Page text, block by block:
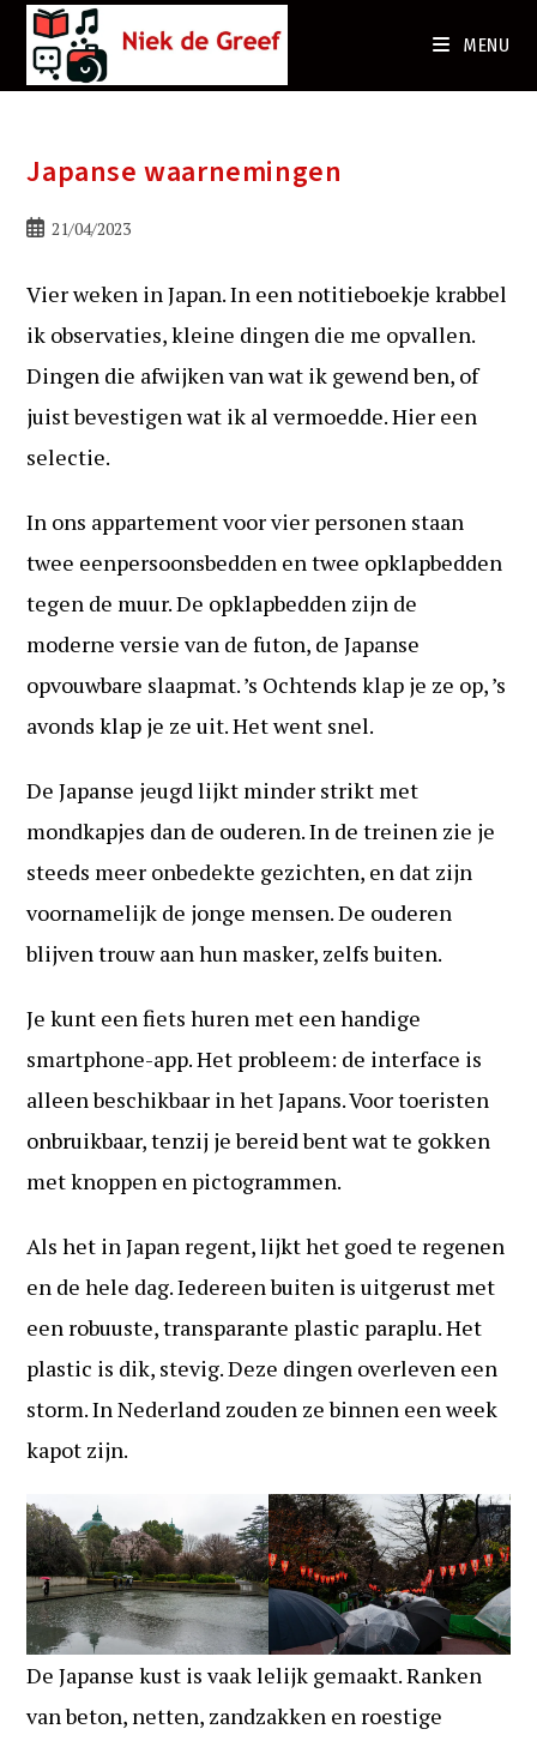
MENU
Japanse waarnemingen
Bericht21/04/2023
Vier weken in Japan. In een notitieboekje krabbel
ik observaties, kleine dingen die me opvallen.
Dingen die afwijken van wat ik gewend ben, of
juist bevestigen wat ik al vermoedde. Hier een
selectie.
In ons appartement voor vier personen staan
twee eenpersoonsbedden en twee opklapbedden
tegen de muur. De opklapbedden zijn de
moderne versie van de futon, de Japanse
opvouwbare slaapmat. ’s Ochtends klap je ze op, ’s
avonds klap je ze uit. Het went snel.
De Japanse jeugd lijkt minder strikt met
mondkapjes dan de ouderen. In de treinen zie je
steeds meer onbedekte gezichten, en dat zijn
voornamelijk de jonge mensen. De ouderen
blijven trouw aan hun masker, zelfs buiten.
Je kunt een fiets huren met een handige
smartphone-app. Het probleem: de interface is
alleen beschikbaar in het Japans. Voor toeristen
onbruikbaar, tenzij je bereid bent wat te gokken
met knoppen en pictogrammen.
Als het in Japan regent, lijkt het goed te regenen
en de hele dag. Iedereen buiten is uitgerust met
een robuuste, transparante plastic paraplu. Het
plastic is dik, stevig. Deze dingen overleven een
storm. In Nederland zouden ze binnen een week
kapot zijn.
De Japanse kust is vaak lelijk gemaakt. Ranken
van beton, netten, zandzakken en roestige